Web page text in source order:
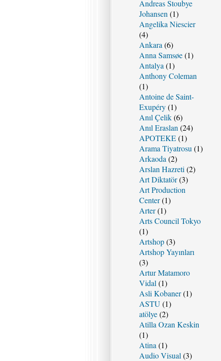
Andreas Stoubye
Johansen (1)
Angelika Niescier
(4)
Ankara (6)
Anna Samsøe(1)
Antalya (1)
Anthony Coleman
(1)
Antoine de Saint-
Exupéry(1)
Anıl Çelik(6)
Anıl Eraslan (24)
APOTEKE(1)
Arama Tiyatrosu (1)
Arkaoda (2)
Arslan Hazreti (2)
Art Diktatör(3)
Art Production
Center(1)
Arter(1)
Arts Council Tokyo
(1)
Artshop(3)
Artshop Yayınları
(3)
Artur Matamoro
Vidal (1)
Asli Kobaner(1)
ASTU (1)
atölye(2)
Atilla Ozan Keskin
(1)
Atina (1)
Audio Visual (3)